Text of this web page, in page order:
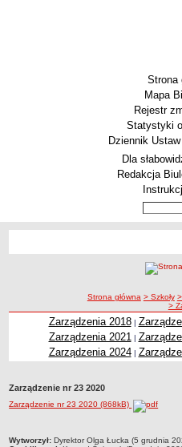
Strona
Mapa
Rejestr
Statystyki
Dziennik Ustaw
Menu dodatkowe
Dla
Redakcja
Zespoły Szkół
Techniczne Zakłady Naukowe
PRZEDSZKOLA
ARCHIWUM SZKÓŁ I PLACÓWEK
Zlikwidowane gimnazja
ścieżka nawigacji
Strona główna > Szkoły
>
Zarządzenia 2018|
Zarządzenia 2021 |
Zarządzenia 2024|
Zarządzenie nr 23 2020
Zarządzenie nr 23 2020 (868kB)
metryczka
Wytworzył: Dyrektor Olga Łucka (5 grudnia